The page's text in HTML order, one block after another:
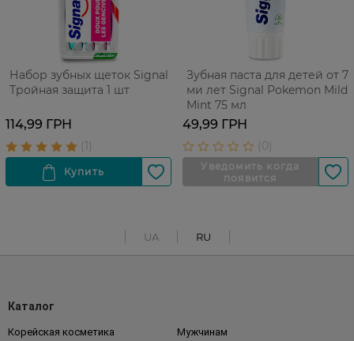
Набор зубных щеток Signal
Тройная защита 1 шт
114,99 ГРН
Зубная паста для детей от 7-
ми лет Signal Pokemon Mild
Mint 75 мл
49,99 ГРН
UA RU
Каталог
Корейская косметика Мужчинам